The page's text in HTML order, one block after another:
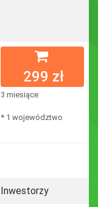
299 zł
3 miesiące
* 1 województwo
Inwestorzy